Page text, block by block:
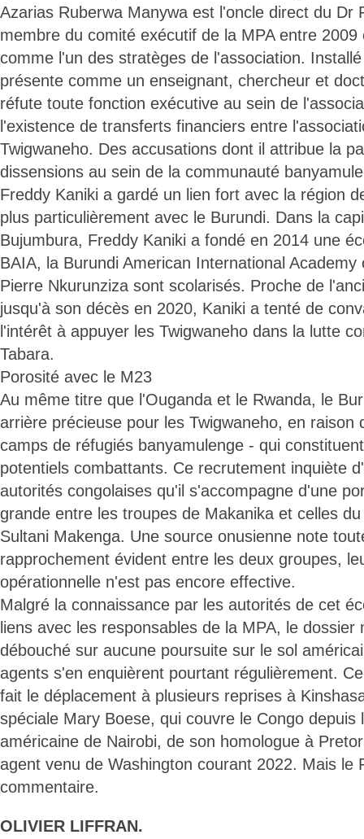
Azarias Ruberwa Manywa est l'oncle direct du Dr
membre du comité exécutif de la MPA entre
comme l'un des stratèges de l'association.
présente comme un enseignant, chercheur et
réfute toute fonction exécutive au sein de
l'existence de transferts financiers entre
Twigwaneho. Des accusations dont il attribue la
dissensions au sein de la communauté
Freddy Kaniki a gardé un lien fort avec la région
plus particulièrement avec le Burundi. Dans la
Bujumbura, Freddy Kaniki a fondé en 2014 une
BAIA, la Burundi American International
Pierre Nkurunziza sont scolarisés. Proche de
jusqu'à son décès en 2020, Kaniki a tenté de
l'intérêt à appuyer les Twigwaneho dans la lutte
Tabara.
Porosité avec le M23
Au même titre que l'Ouganda et le Rwanda, le
arrière précieuse pour les Twigwaneho, en raison
camps de réfugiés banyamulenge - qui
potentiels combattants. Ce recrutement inquiète
autorités congolaises qu'il s'accompagne d'une
grande entre les troupes de Makanika et celles
Sultani Makenga. Une source onusienne note
rapprochement évident entre les deux groupes,
opérationnelle n'est pas encore effective.
Malgré la connaissance par les autorités de cet
liens avec les responsables de la MPA, le dossier
débouché sur aucune poursuite sur le sol
agents s'en enquièrent pourtant régulièrement.
fait le déplacement à plusieurs reprises à
spéciale Mary Boese, qui couvre le Congo depuis
américaine de Nairobi, de son homologue à
agent venu de Washington courant 2022. Mais le
commentaire.
OLIVIER LIFFRAN.